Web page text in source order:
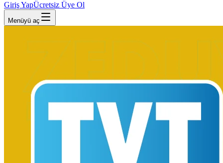
Giriş YapÜcretsiz Üye Ol
Menüyü aç